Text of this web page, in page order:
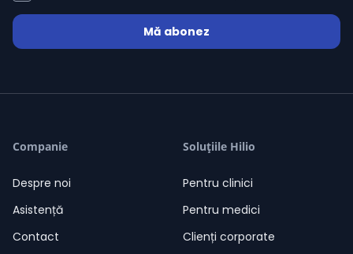
23:50
Mă abonez
Companie
Despre noi
Asistență
Contact
Soluțiile Hilio
Pentru clinici
Pentru medici
Clienți corporate